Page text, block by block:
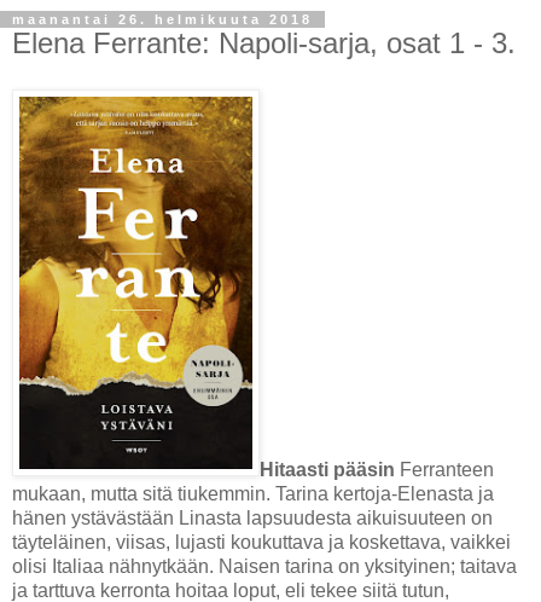
maanantai 26. helmikuuta 2018
Elena Ferrante: Napoli-sarja, osat 1 - 3.
Hitaasti pääsin Ferranteen
mukaan, mutta sitä tiukemmin. Tarina kertoja-Elenasta ja
hänen ystävästään Linasta lapsuudesta aikuisuuteen on
täyteläinen, viisas, lujasti koukuttava ja koskettava, vaikkei
olisi Italiaa nähnytkään. Naisen tarina on yksityinen; taitava
ja tarttuva kerronta hoitaa loput, eli tekee siitä tutun,